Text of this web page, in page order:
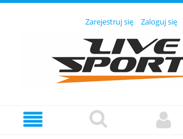
Zarejestruj się Zaloguj się